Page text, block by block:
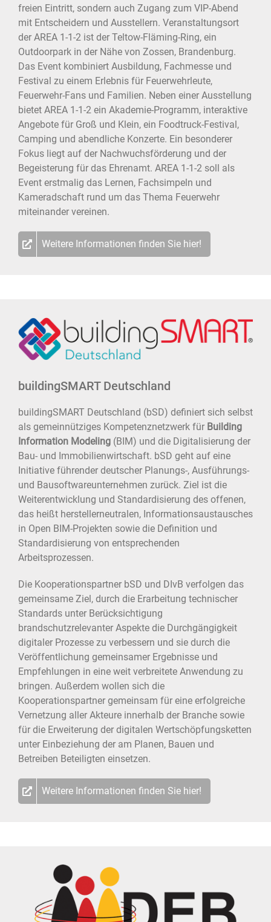
freien Eintritt, sondern auch Zugang zum VIP-Abend
mit Entscheidern und Ausstellern. Veranstaltungsort
der AREA 1-1-2 ist der Teltow-Fläming-Ring, ein
Outdoorpark in der Nähe von Zossen, Brandenburg.
Das Event kombiniert Ausbildung, Fachmesse und
Festival zu einem Erlebnis für Feuerwehrleute,
Feuerwehr-Fans und Familien. Neben einer Ausstellung
bietet AREA 1-1-2 ein Akademie-Programm, interaktive
Angebote für Groß und Klein, ein Foodtruck-Festival,
Camping und abendliche Konzerte. Ein besonderer
Fokus liegt auf der Nachwuchsförderung und der
Begeisterung für das Ehrenamt. AREA 1-1-2 soll als
Event erstmalig das Lernen, Fachsimpeln und
Kameradschaft rund um das Thema Feuerwehr
miteinander vereinen.
Weitere Informationen finden Sie hier!
buildingSMART Deutschland
buildingSMART Deutschland (bSD) definiert sich selbst
als gemeinnütziges Kompetenznetzwerk für Building
Information Modeling (BIM) und die Digitalisierung der
Bau- und Immobilienwirtschaft. bSD geht auf eine
Initiative führender deutscher Planungs-, Ausführungs-
und Bausoftwareunternehmen zurück. Ziel ist die
Weiterentwicklung und Standardisierung des offenen,
das heißt herstellerneutralen, Informationsaustausches
in Open BIM-Projekten sowie die Definition und
Standardisierung von entsprechenden
Arbeitsprozessen.
Die Kooperationspartner bSD und DIvB verfolgen das
gemeinsame Ziel, durch die Erarbeitung technischer
Standards unter Berücksichtigung
brandschutzrelevanter Aspekte die Durchgängigkeit
digitaler Prozesse zu verbessern und sie durch die
Veröffentlichung gemeinsamer Ergebnisse und
Empfehlungen in eine weit verbreitete Anwendung zu
bringen. Außerdem wollen sich die
Kooperationspartner gemeinsam für eine erfolgreiche
Vernetzung aller Akteure innerhalb der Branche sowie
für die Erweiterung der digitalen Wertschöpfungsketten
unter Einbeziehung der am Planen, Bauen und
Betreiben Beteiligten einsetzen.
Weitere Informationen finden Sie hier!